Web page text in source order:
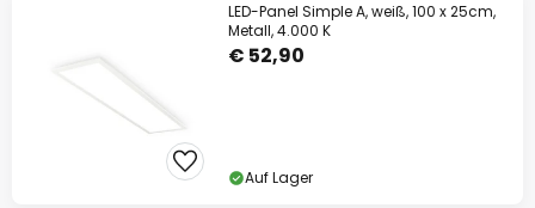
LED-Panel Simple A, weiß, 100 x 25cm,
Metall, 4.000 K
€ 52,90
Auf Lager